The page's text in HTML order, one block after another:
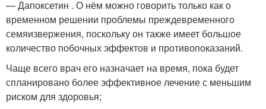
— Дапоксетин . О нём можно говорить только как о
временном решении проблемы преждевременного
семяизвержения, поскольку он также имеет большое
количество побочных эффектов и противопоказаний.
Чаще всего врач его назначает на время, пока будет
спланировано более эффективное лечение с меньшим
риском для здоровья;